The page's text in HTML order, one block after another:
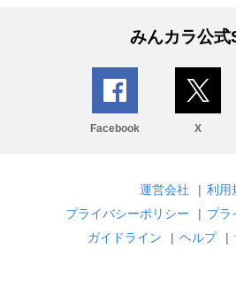
みんカラ公式
Facebook X
運営会社 | 利用
プライバシーポリシー
| プラ
ガイドライン
| ヘルプ |